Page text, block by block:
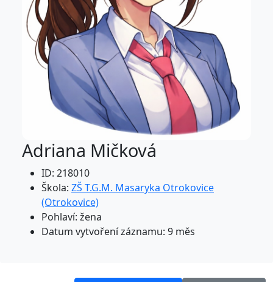
Adriana Mičková
ID: 218010
Škola: ZŠ T.G.M. Masaryka Otrokovice
(Otrokovice)
Pohlaví: žena
Datum vytvoření záznamu: 9 měs